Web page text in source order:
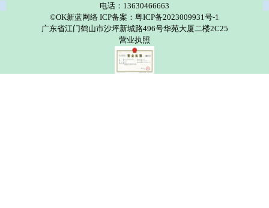
电话：13630466663
©OK新蓝网络 ICP备案：粤ICP备2023009931号-1
广东省江门鹤山市沙坪新城路496号华苑大厦二楼2C25
营业执照